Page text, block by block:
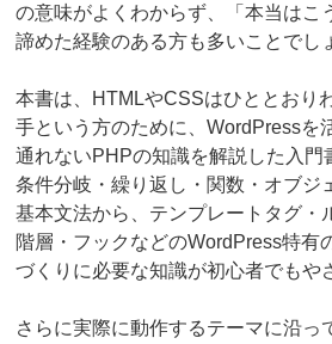
の意味がよくわからず、「本当は
諦めた経験のある方も多いことでし
本書は、HTMLやCSSはひととおり
手という方のために、WordPressを
通れないPHPの知識を解説した入門
条件分岐・繰り返し・関数・オブジ
基本文法から、テンプレートタグ・
階層・フックなどのWordPress特有
づくりに必要な知識が初心者でもや
さらに実際に動作するテーマに沿っ